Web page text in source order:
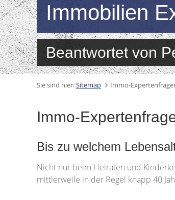
Immobilien
Beantwortet von
Sie sind hier:Sitemap Immo-
Immo-
Bis zu welchem
Nicht nur beim Heiraten und
mittlerweile in der Regel knapp 40